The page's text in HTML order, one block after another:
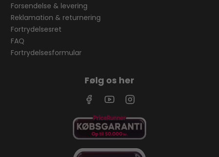
Forsendelse & levering
Reklamation & returnering
Fortrydelsesret
FAQ
Fortrydelsesformular
Følg os her